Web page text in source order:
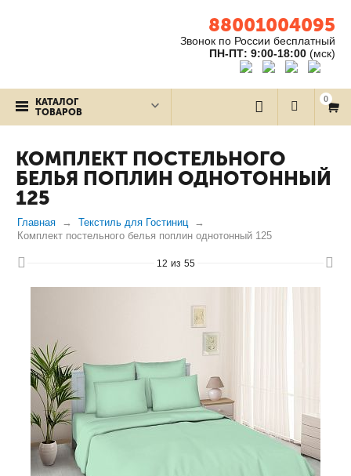
88001004095
Звонок по России бесплатный
ПН-ПТ: 9:00-18:00 (мск)
КАТАЛОГ
ТОВАРОВ
0
КОМПЛЕКТ ПОСТЕЛЬНОГО
БЕЛЬЯ ПОПЛИН ОДНОТОННЫЙ
125
Главная
Текстиль для Гостиниц
Комплект постельного белья поплин однотонный 125
12 из 55